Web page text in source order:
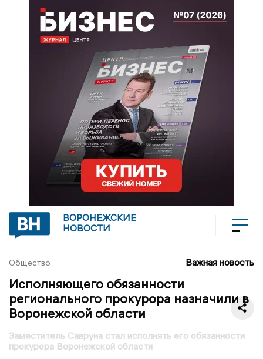
ВОРОНЕЖСКИЕ
НОВОСТИ
Общество Важная новость
Исполняющего обязанности
регионального прокурора назначили в
Воронежской области
Заместитель Савруна стал исполнять его обязанности
прокурора Воронежской области